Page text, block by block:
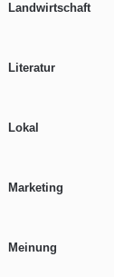
Landwirtschaft
Literatur
Lokal
Marketing
Meinung